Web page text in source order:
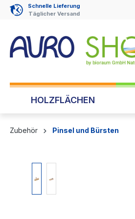
Zur Hauptnavigation
Schnelle Lieferung
Täglicher Versand
HOLZFLÄCHEN
Zubehör Pinsel und Bürsten